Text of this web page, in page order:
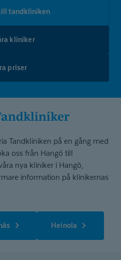
tandkliniken
kliniker
priser
Tandkliniken på en gång med
oss från Hangö till
nya kliniker i Hangö,
information på klinikernas
Heinola